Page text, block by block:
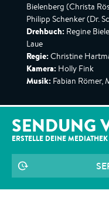
Bielenberg (Christa
Philipp Schenker (Dr.
Drehbuch: Regine
Laue
Regie: Christine
Kamera: Holly Fink
Musik: Fabian Römer,
SENDUNG
ERSTELLE DEINE